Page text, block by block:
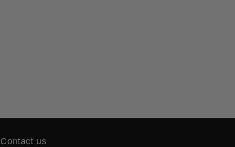
Contact us